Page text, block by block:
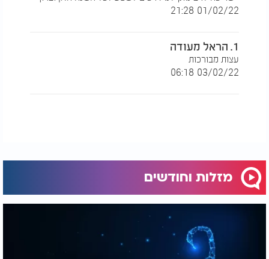
חז"ל אומרים:"ושבחתי אני את השמחה"
בספר "מעגלי צדק" לרבי יעקב אביחצירא זצוק"ל מובא:
כאשר אדם מקיים מצוות בשמחה - מאירה בו הארה
זכר לניסים ולחסדי ה'.
פסח - יציאת מצרים.
שבועות - מתן תורה.
ולכן עם ישראל מתלבש בבגדים מכובדים, מכין
מטעמים מיוחדים, ושותה
01/02/22 21:28
1. הראל מעודה
עצות מבורכות
03/02/22 06:18
מזלות וחודשים